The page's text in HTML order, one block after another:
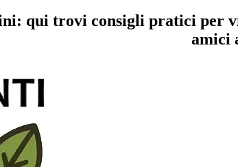
qui trovi consigli pratici per
amici